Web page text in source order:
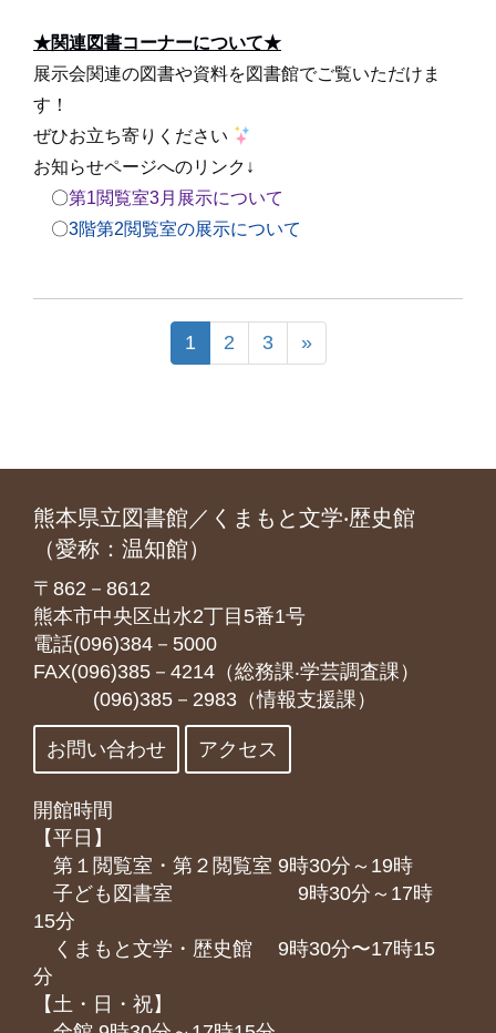
★関連図書コーナーについて★
展示会関連の図書や資料を図書館でご覧いただけま
す！
ぜひお立ち寄りください
お知らせページへのリンク↓
〇第1閲覧室3月展示について
〇3階第2閲覧室の展示について
1 2 3 »
熊本県立図書館／くまもと文学‧歴史館
（愛称：温知館）
〒862－8612
熊本市中央区出水2丁目5番1号
電話(096)384－5000
FAX(096)385－4214（総務課‧学芸調査課）
(096)385－2983（情報支援課）
お問い合わせ アクセス
開館時間
【平日】
第１閲覧室・第２閲覧室 9時30分～19時
子ども図書室 9時30分～17時
15分
くまもと⽂学・歴史館 9時30分〜17時15
分
【土・日・祝】